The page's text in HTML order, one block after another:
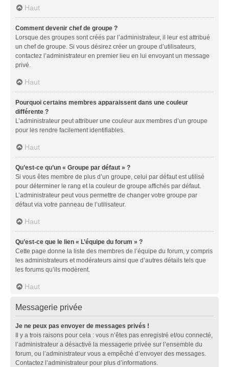
Haut
Comment devenir chef de groupe ?
Lorsque des groupes sont créés par l’administrateur, il leur est attribué
un chef de groupe. Si vous désirez créer un groupe d’utilisateurs,
contactez l’administrateur en premier lieu en lui envoyant un message
privé.
Haut
Pourquoi certains membres apparaissent dans une couleur
différente ?
L’administrateur peut attribuer une couleur aux membres d’un groupe
pour les rendre facilement identifiables.
Haut
Qu’est-ce qu’un « Groupe par défaut » ?
Si vous êtes membre de plus d’un groupe, celui par défaut est utilisé
pour déterminer le rang et la couleur de groupe affichés par défaut.
L’administrateur peut vous permettre de changer votre groupe par
défaut via votre panneau de l’utilisateur.
Haut
Qu’est-ce que le lien « L’équipe du forum » ?
Cette page donne la liste des membres de l’équipe du forum, y compris
les administrateurs et modérateurs ainsi que d’autres détails tels que
les forums qu’ils modèrent.
Haut
Messagerie privée
Je ne peux pas envoyer de messages privés !
Il y a trois raisons pour cela : vous n’êtes pas enregistré et/ou connecté,
l’administrateur a désactivé la messagerie privée sur l’ensemble du
forum, ou l’administrateur vous a empêché d’envoyer des messages.
Contactez l’administrateur pour plus d’informations.